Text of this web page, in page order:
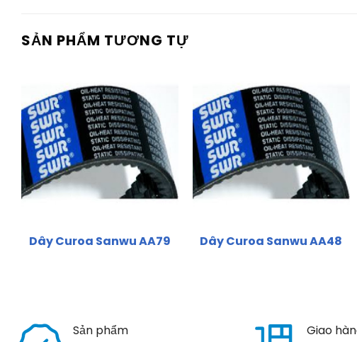
SẢN PHẨM TƯƠNG TỰ
Dây Curoa Sanwu AA79 Dây Curoa Sanwu AA48
Sản phẩm Giao